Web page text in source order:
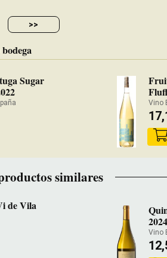
>>
Sugar
Vino
similares
de Vila
Vino